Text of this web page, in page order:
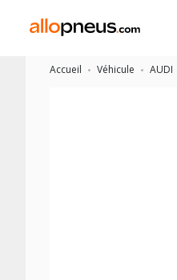
Accueil Véhicule AUDI